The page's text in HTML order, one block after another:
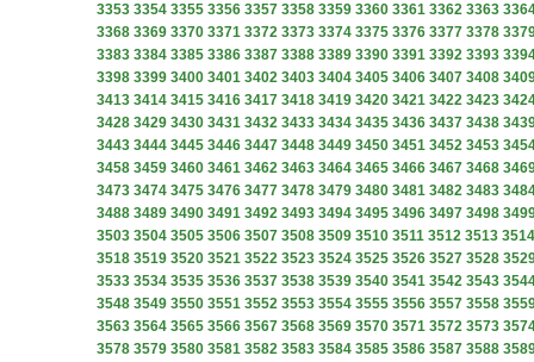
3353 3354 3355 3356 3357 3358 3359 3360 3361 3362 3363
3368 3369 3370 3371 3372 3373 3374 3375 3376 3377 3378
3383 3384 3385 3386 3387 3388 3389 3390 3391 3392 3393
3398 3399 3400 3401 3402 3403 3404 3405 3406 3407 3408
3413 3414 3415 3416 3417 3418 3419 3420 3421 3422 3423
3428 3429 3430 3431 3432 3433 3434 3435 3436 3437 3438
3443 3444 3445 3446 3447 3448 3449 3450 3451 3452 3453
3458 3459 3460 3461 3462 3463 3464 3465 3466 3467 3468
3473 3474 3475 3476 3477 3478 3479 3480 3481 3482 3483
3488 3489 3490 3491 3492 3493 3494 3495 3496 3497 3498
3503 3504 3505 3506 3507 3508 3509 3510 3511 3512 3513 3514
3518 3519 3520 3521 3522 3523 3524 3525 3526 3527 3528
3533 3534 3535 3536 3537 3538 3539 3540 3541 3542 3543
3548 3549 3550 3551 3552 3553 3554 3555 3556 3557 3558
3563 3564 3565 3566 3567 3568 3569 3570 3571 3572 3573
3578 3579 3580 3581 3582 3583 3584 3585 3586 3587 3588